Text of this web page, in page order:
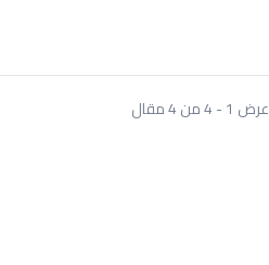
عرض 1 - 4 من 4 مقال